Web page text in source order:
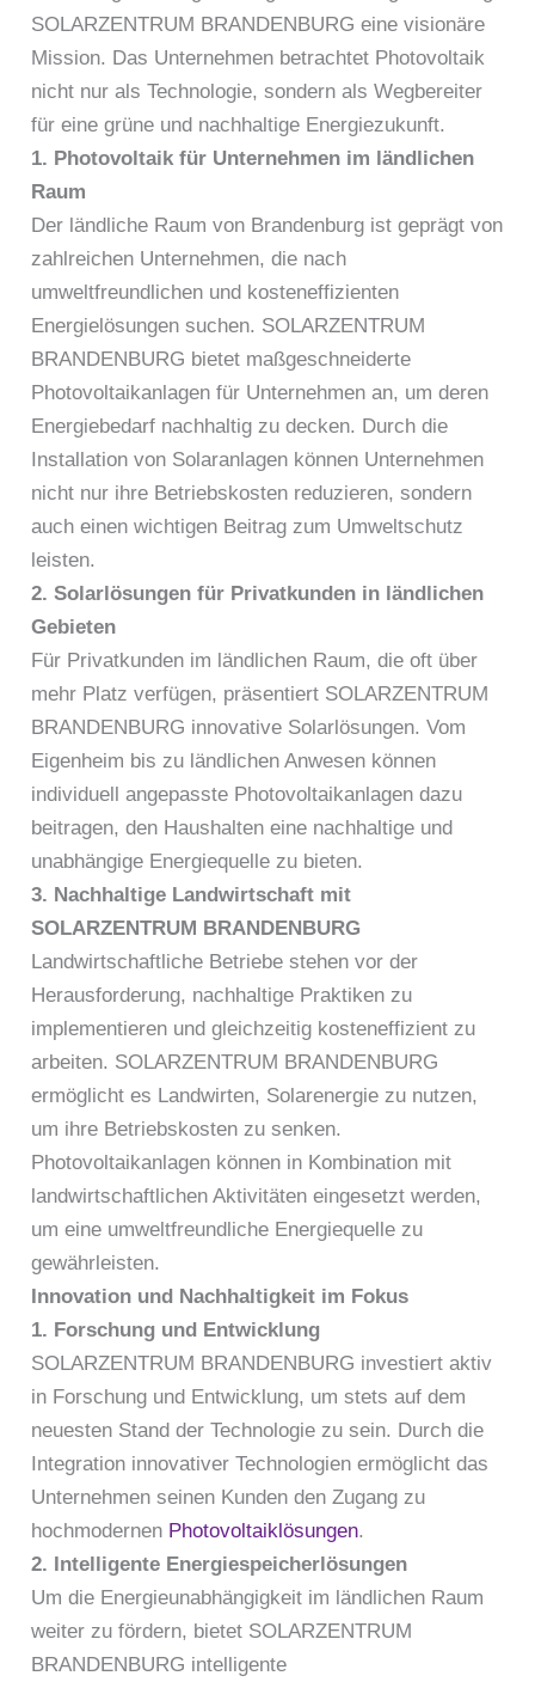
SOLARZENTRUM BRANDENBURG eine visionäre
Mission. Das Unternehmen betrachtet Photovoltaik
nicht nur als Technologie, sondern als Wegbereiter
für eine grüne und nachhaltige Energiezukunft.
1. Photovoltaik für Unternehmen im ländlichen
Raum
Der ländliche Raum von Brandenburg ist geprägt von
zahlreichen Unternehmen, die nach
umweltfreundlichen und kosteneffizienten
Energielösungen suchen. SOLARZENTRUM
BRANDENBURG bietet maßgeschneiderte
Photovoltaikanlagen für Unternehmen an, um deren
Energiebedarf nachhaltig zu decken. Durch die
Installation von Solaranlagen können Unternehmen
nicht nur ihre Betriebskosten reduzieren, sondern
auch einen wichtigen Beitrag zum Umweltschutz
leisten.
2. Solarlösungen für Privatkunden in ländlichen
Gebieten
Für Privatkunden im ländlichen Raum, die oft über
mehr Platz verfügen, präsentiert SOLARZENTRUM
BRANDENBURG innovative Solarlösungen. Vom
Eigenheim bis zu ländlichen Anwesen können
individuell angepasste Photovoltaikanlagen dazu
beitragen, den Haushalten eine nachhaltige und
unabhängige Energiequelle zu bieten.
3. Nachhaltige Landwirtschaft mit
SOLARZENTRUM BRANDENBURG
Landwirtschaftliche Betriebe stehen vor der
Herausforderung, nachhaltige Praktiken zu
implementieren und gleichzeitig kosteneffizient zu
arbeiten. SOLARZENTRUM BRANDENBURG
ermöglicht es Landwirten, Solarenergie zu nutzen,
um ihre Betriebskosten zu senken.
Photovoltaikanlagen können in Kombination mit
landwirtschaftlichen Aktivitäten eingesetzt werden,
um eine umweltfreundliche Energiequelle zu
gewährleisten.
Innovation und Nachhaltigkeit im Fokus
1. Forschung und Entwicklung
SOLARZENTRUM BRANDENBURG investiert aktiv
in Forschung und Entwicklung, um stets auf dem
neuesten Stand der Technologie zu sein. Durch die
Integration innovativer Technologien ermöglicht das
Unternehmen seinen Kunden den Zugang zu
hochmodernen Photovoltaiklösungen.
2. Intelligente Energiespeicherlösungen
Um die Energieunabhängigkeit im ländlichen Raum
weiter zu fördern, bietet SOLARZENTRUM
BRANDENBURG intelligente